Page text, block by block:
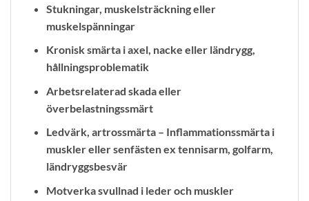
Stukningar, muskelsträckning eller
muskelspänningar
Kronisk smärta i axel, nacke eller ländrygg,
hållningsproblematik
Arbetsrelaterad skada eller
överbelastningssmärt
Ledvärk, artrossmärta – Inflammationssmärta i
muskler eller senfästen ex tennisarm, golfarm,
ländryggsbesvär
Motverka svullnad i leder och muskler